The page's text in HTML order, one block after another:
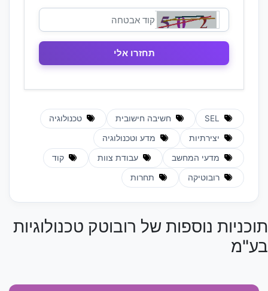
חשיבה חישובית טכנולוגיה
יצירתיות מדע וטכנולוגיה
מדעי המחשב עבודת צוות קוד
רובוטיקה תחרות
תוכניות נוספות של רובוטק טכנולוגיות
בע"מ